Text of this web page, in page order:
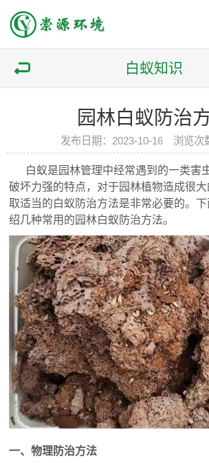
白蚁知识
园林白蚁防治
发布日期：2023-10-16 浏览次
白蚁是园林管理中经常遇到的一类害
破坏力强的特点，对于园林植物造成很
取适当的白蚁防治方法是非常必要的。
绍几种常用的园林白蚁防治方法。
一、物理防治方法